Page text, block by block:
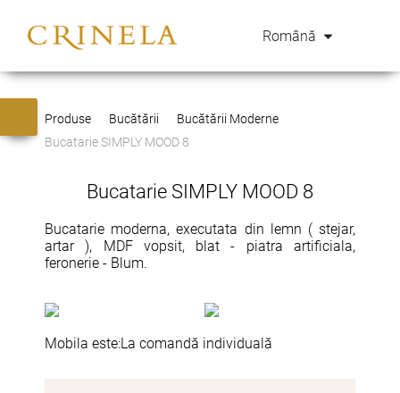
Română
Produse Bucătării
Bucătării Moderne
Bucatarie SIMPLY MOOD 8
Bucatarie SIMPLY MOOD 8
Bucatarie moderna, executata din lemn ( stejar,
artar ), MDF vopsit, blat - piatra artificiala,
feronerie - Blum.
Mobila este:La comandă individuală